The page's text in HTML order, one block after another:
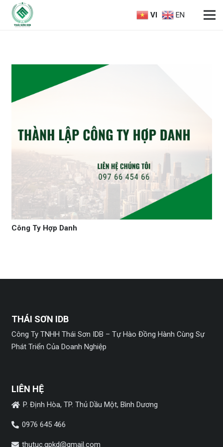
VI EN
Công Ty Hợp Danh
THÁI SƠN IDB
Công Ty TNHH Thái Sơn IDB – Tự Hào Đồng Hành Cùng Sự
Phát Triển Của Doanh Nghiệp
LIÊN HỆ
P. Định Hòa, TP. Thủ Dầu Một, Bình Dương
0976 645 466
thutuc.gpkd@gmail.com